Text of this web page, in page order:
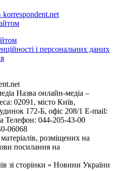
korrespondent.net
і персональних даних
Назва онлайн-медіа –
02091, місто Київ,
172-Б, офіс 208/1 E-mail:
Телефон: 044-205-43-00
06068
розміщених на
посилання на
зі сторінки « Новини України